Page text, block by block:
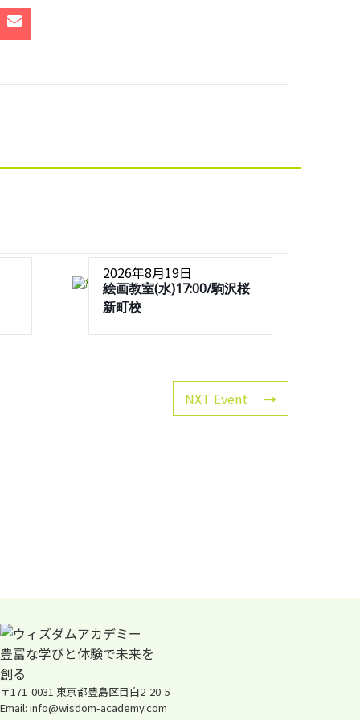
2026年8月19日
絵画教室(水)17:00/駒沢桜
新町校
NXT Event
〒171-0031 東京都豊島区目白2-20-5
Email: info@wisdom-academy.com